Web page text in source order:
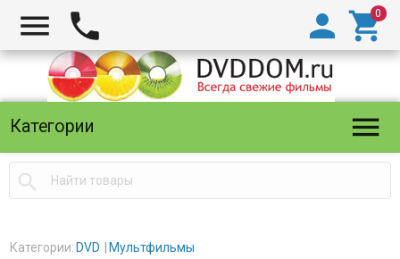
  

Категории 

Категории: DVD Мультфильмы